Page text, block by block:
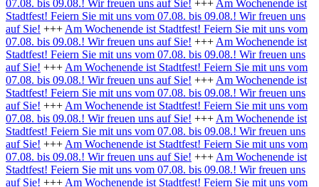
07.08. bis 09.08.! Wir freuen uns auf Sie! +++ Am Wochenende ist
Stadtfest! Feiern Sie mit uns vom 07.08. bis 09.08.! Wir freuen uns
auf Sie! +++ Am Wochenende ist Stadtfest! Feiern Sie mit uns vom
07.08. bis 09.08.! Wir freuen uns auf Sie! +++ Am Wochenende ist
Stadtfest! Feiern Sie mit uns vom 07.08. bis 09.08.! Wir freuen uns
auf Sie! +++ Am Wochenende ist Stadtfest! Feiern Sie mit uns vom
07.08. bis 09.08.! Wir freuen uns auf Sie! +++ Am Wochenende ist
Stadtfest! Feiern Sie mit uns vom 07.08. bis 09.08.! Wir freuen uns
auf Sie! +++ Am Wochenende ist Stadtfest! Feiern Sie mit uns vom
07.08. bis 09.08.! Wir freuen uns auf Sie! +++ Am Wochenende ist
Stadtfest! Feiern Sie mit uns vom 07.08. bis 09.08.! Wir freuen uns
auf Sie! +++ Am Wochenende ist Stadtfest! Feiern Sie mit uns vom
07.08. bis 09.08.! Wir freuen uns auf Sie! +++ Am Wochenende ist
Stadtfest! Feiern Sie mit uns vom 07.08. bis 09.08.! Wir freuen uns
auf Sie! +++ Am Wochenende ist Stadtfest! Feiern Sie mit uns vom